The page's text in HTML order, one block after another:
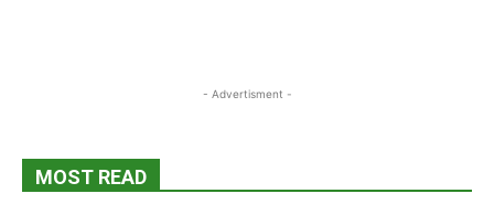
- Advertisment -
MOST READ